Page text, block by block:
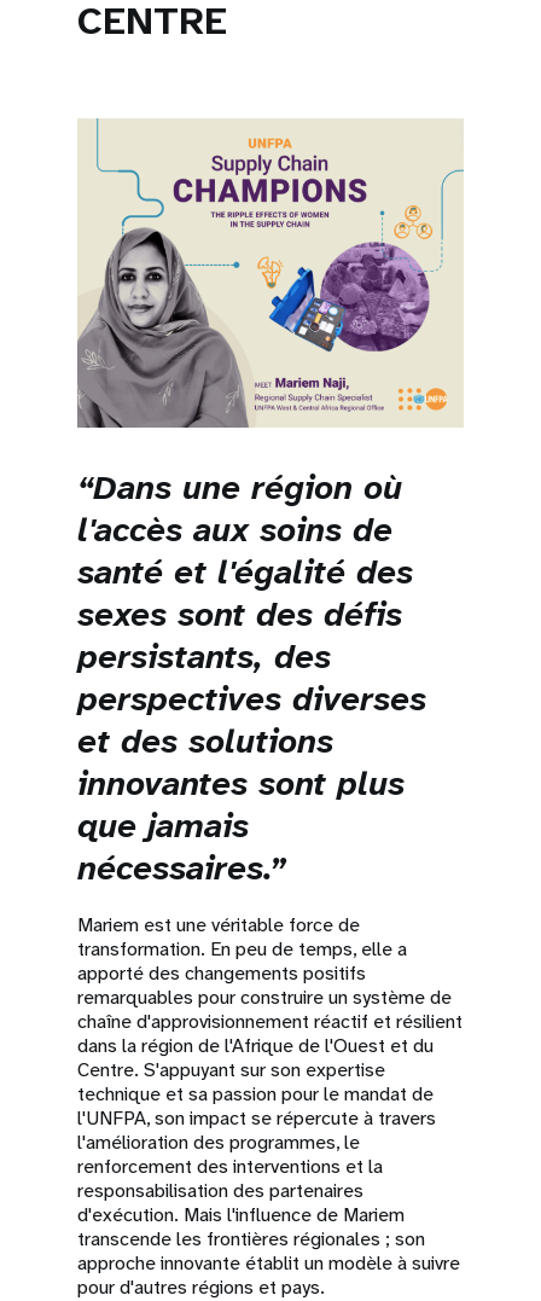
CENTRE
“Dans une région où
l'accès aux soins de
santé et l'égalité des
sexes sont des défis
persistants, des
perspectives diverses
et des solutions
innovantes sont plus
que jamais
nécessaires.”
Mariem est une véritable force de
transformation. En peu de temps, elle a
apporté des changements positifs
remarquables pour construire un système de
chaîne d'approvisionnement réactif et résilient
dans la région de l'Afrique de l'Ouest et du
Centre. S'appuyant sur son expertise
technique et sa passion pour le mandat de
l'UNFPA, son impact se répercute à travers
l'amélioration des programmes, le
renforcement des interventions et la
responsabilisation des partenaires
d'exécution. Mais l'influence de Mariem
transcende les frontières régionales ; son
approche innovante établit un modèle à suivre
pour d'autres régions et pays.